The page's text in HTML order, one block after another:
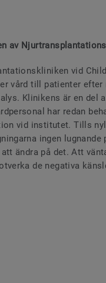
av
vid
vård till patienter
Klinikens är en del
har redan
vid institutet. Tills
ingen
att ändra på det. Att
de negativa